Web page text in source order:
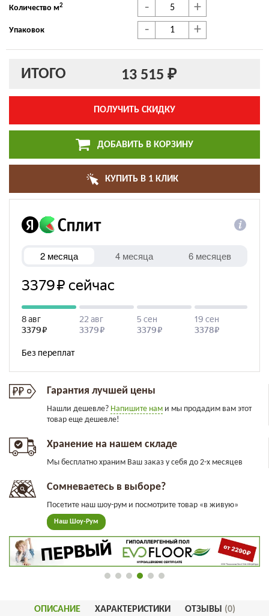
Количество м2 - +
Упаковок - +
ИТОГО 13 515 ₽
ПОЛУЧИТЬ СКИДКУ
ДОБАВИТЬ В КОРЗИНУ
КУПИТЬ В 1 КЛИК
Гарантия лучшей цены
Нашли дешевле? Напишите нам и мы продадим вам этот
товар еще дешевле!
Хранение на нашем складе
Мы бесплатно храним Ваш заказ у себя до 2-х месяцев
Сомневаетесь в выборе?
Посетите наш шоу-рум и посмотрите товар «в живую»
Наш Шоу-Рум
ОПИСАНИЕ ХАРАКТЕРИСТИКИ ОТЗЫВЫ (0)